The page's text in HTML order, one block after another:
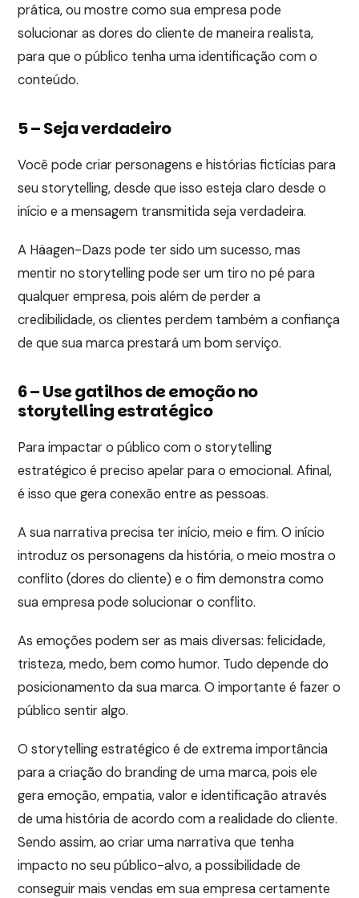
prática, ou mostre como sua empresa pode
solucionar as dores do cliente de maneira realista,
para que o público tenha uma identificação com o
conteúdo.
5 – Seja verdadeiro
Você pode criar personagens e histórias fictícias para
seu storytelling, desde que isso esteja claro desde o
início e a mensagem transmitida seja verdadeira.
A Häagen-Dazs pode ter sido um sucesso, mas
mentir no storytelling pode ser um tiro no pé para
qualquer empresa, pois além de perder a
credibilidade, os clientes perdem também a confiança
de que sua marca prestará um bom serviço.
6 – Use gatilhos de emoção no
storytelling estratégico
Para impactar o público com o storytelling
estratégico é preciso apelar para o emocional. Afinal,
é isso que gera conexão entre as pessoas.
A sua narrativa precisa ter início, meio e fim. O início
introduz os personagens da história, o meio mostra o
conflito (dores do cliente) e o fim demonstra como
sua empresa pode solucionar o conflito.
As emoções podem ser as mais diversas: felicidade,
tristeza, medo, bem como humor. Tudo depende do
posicionamento da sua marca. O importante é fazer o
público sentir algo.
O storytelling estratégico é de extrema importância
para a criação do branding de uma marca, pois ele
gera emoção, empatia, valor e identificação através
de uma história de acordo com a realidade do cliente.
Sendo assim, ao criar uma narrativa que tenha
impacto no seu público-alvo, a possibilidade de
conseguir mais vendas em sua empresa certamente